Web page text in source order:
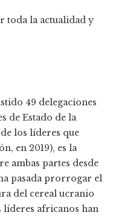
toda la actualidad y
49 delegaciones
de Estado de la
los líderes que
en 2019), es la
ambas partes desde
pasada prorrogar el
del cereal ucranio
africanos han